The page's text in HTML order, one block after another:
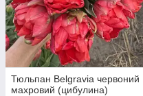
Тюльпан Belgravia червоний
махровий (цибулина)